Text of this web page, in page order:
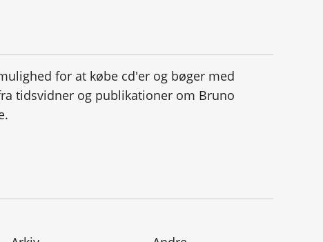
for at købe cd'er og bøger med
tidsvidner og publikationer om Bruno